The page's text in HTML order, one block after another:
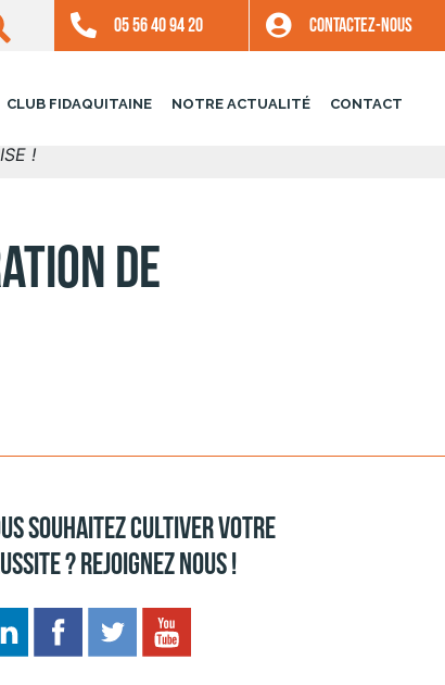
05 56 40 94 20 CONTACTEZ-NOUS
CLUB FIDAQUITAINE NOTRE ACTUALITÉ CONTACT
!
DE
souhaitez cultiver votre
? Rejoignez nous !